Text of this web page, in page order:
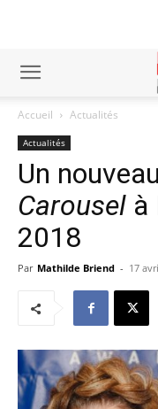
Accueil Actualités
Actualités
Un
Carousel à
2018
Par Mathilde Briend - 17